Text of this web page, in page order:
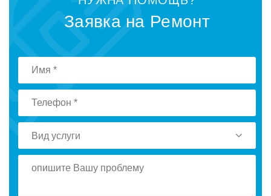
Заявка на Ремoнт
Вид услуги